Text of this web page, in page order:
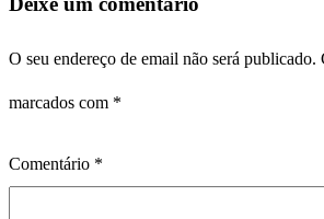
O seu endereço de email não será publicado.
marcados com *
Comentário *